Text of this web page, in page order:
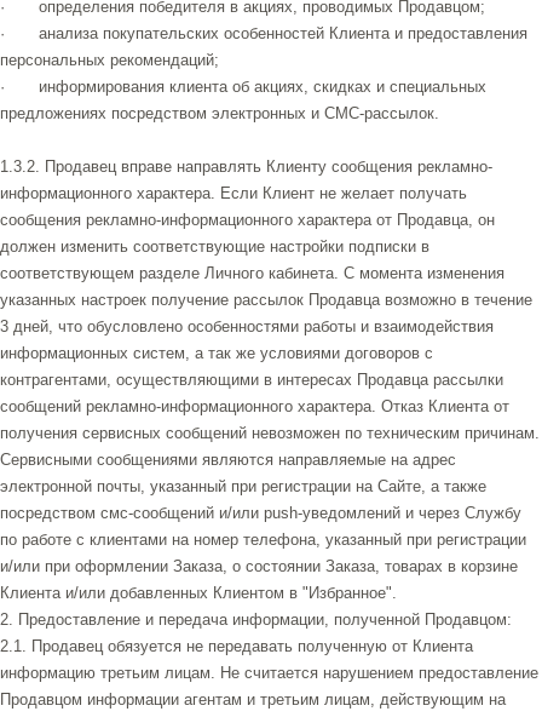
· определения победителя в акциях, проводимых Продавцом;
· анализа покупательских особенностей Клиента и предоставления
персональных рекомендаций;
· информирования клиента об акциях, скидках и специальных
предложениях посредством электронных и СМС-рассылок.
1.3.2. Продавец вправе направлять Клиенту сообщения рекламно-
информационного характера. Если Клиент не желает получать
сообщения рекламно-информационного характера от Продавца, он
должен изменить соответствующие настройки подписки в
соответствующем разделе Личного кабинета. С момента изменения
указанных настроек получение рассылок Продавца возможно в течение
3 дней, что обусловлено особенностями работы и взаимодействия
информационных систем, а так же условиями договоров с
контрагентами, осуществляющими в интересах Продавца рассылки
сообщений рекламно-информационного характера. Отказ Клиента от
получения сервисных сообщений невозможен по техническим причинам.
Сервисными сообщениями являются направляемые на адрес
электронной почты, указанный при регистрации на Сайте, а также
посредством смс-сообщений и/или push-уведомлений и через Службу
по работе с клиентами на номер телефона, указанный при регистрации
и/или при оформлении Заказа, о состоянии Заказа, товарах в корзине
Клиента и/или добавленных Клиентом в "Избранное".
2. Предоставление и передача информации, полученной Продавцом:
2.1. Продавец обязуется не передавать полученную от Клиента
информацию третьим лицам. Не считается нарушением предоставление
Продавцом информации агентам и третьим лицам, действующим на